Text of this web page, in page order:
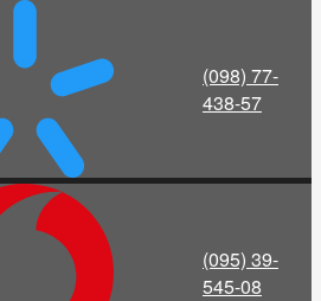
(098) 77-
438-57
(095) 39-
545-08